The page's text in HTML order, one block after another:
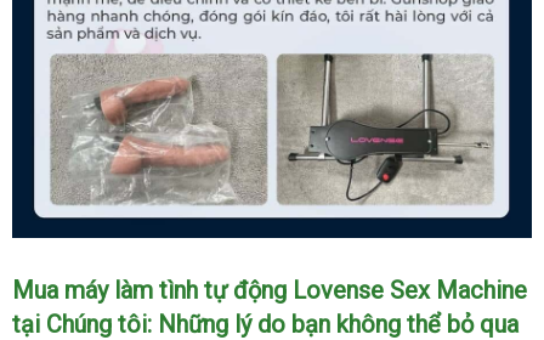
Đánh
giá
thực
Mua máy làm tình tự động Lovense Sex Machine
tại Chúng tôi: thông
Những lý do bạn không thể bỏ qua